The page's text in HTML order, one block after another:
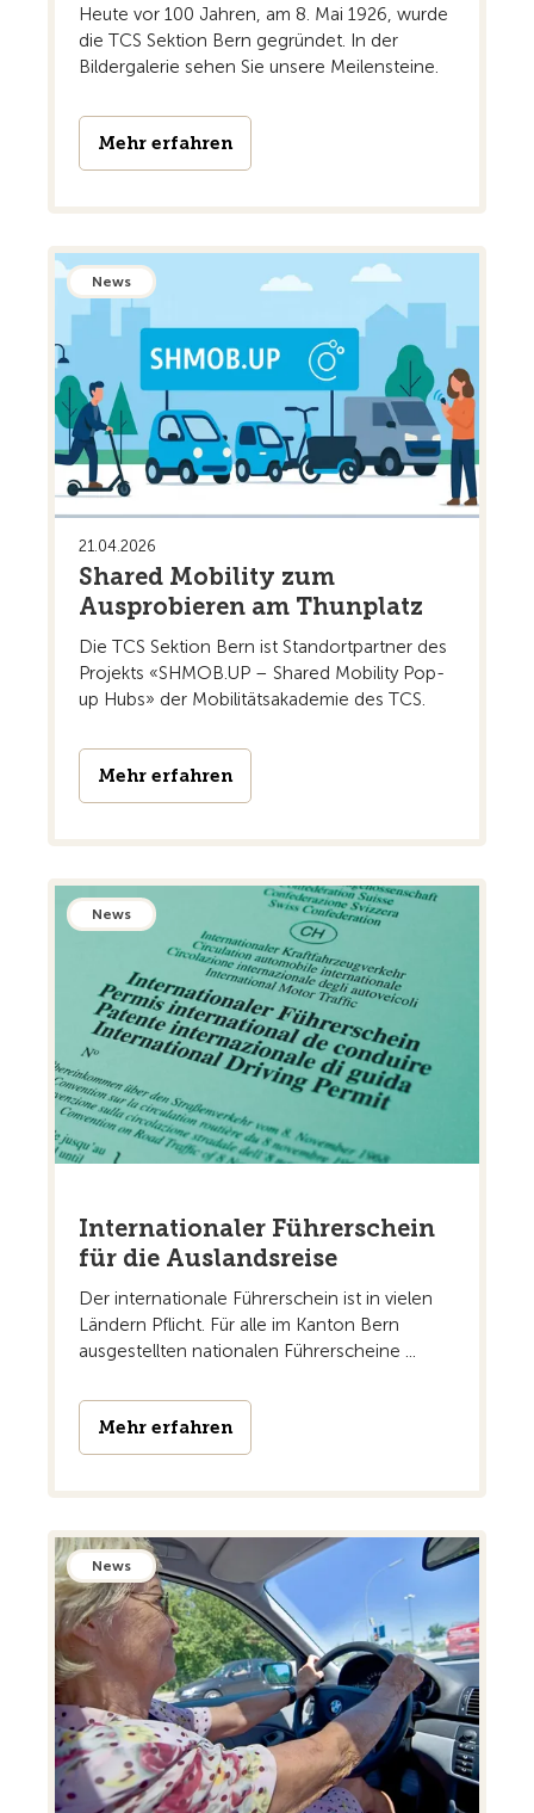
Heute vor 100 Jahren, am 8. Mai 1926, wurde
die TCS Sektion Bern gegründet. In der
Bildergalerie sehen Sie unsere Meilensteine.
Mehr erfahren
News
21.04.2026
Shared Mobility zum
Ausprobieren am Thunplatz
Die TCS Sektion Bern ist Standortpartner des
Projekts «SHMOB.UP – Shared Mobility Pop-
up Hubs» der Mobilitätsakademie des TCS.
Mehr erfahren
News
Internationaler Führerschein
für die Auslandsreise
Der internationale Führerschein ist in vielen
Ländern Pflicht. Für alle im Kanton Bern
ausgestellten nationalen Führerscheine ...
Mehr erfahren
News